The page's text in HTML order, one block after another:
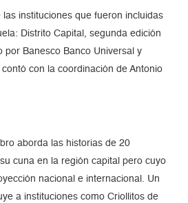
instituciones que fueron incluidas
Distrito Capital, segunda edición
por Banesco Banco Universal y
con la coordinación de Antonio
aborda las historias de 20
cuna en la región capital pero cuyo
nacional e internacional. Un
a instituciones como Criollitos de